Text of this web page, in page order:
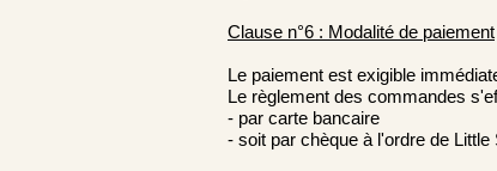
Clause n°6 : Modalité de paiement
Le paiement est exigible
Le règlement des commandes
- par carte bancaire
- soit par chèque à l'ordre de